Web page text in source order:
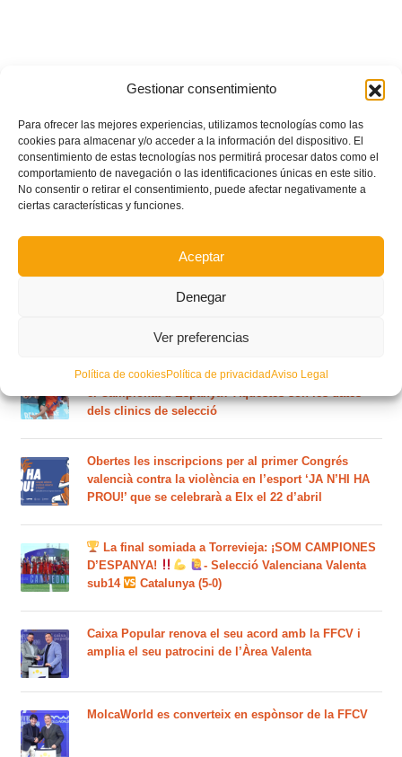
Gestionar consentimiento
Para ofrecer las mejores experiencias, utilizamos tecnologías como las
cookies para almacenar y/o acceder a la información del dispositivo. El
consentimiento de estas tecnologías nos permitirá procesar datos como el
comportamiento de navegación o las identificaciones únicas en este sitio.
No consentir o retirar el consentimiento, puede afectar negativamente a
ciertas características y funciones.
Aceptar
Denegar
Ver preferencias
Política de cookiesPolítica de privacidadAviso Legal
Vols jugar en la Selecció Valenciana de futbol platja
dels clinics de selecció
Obertes les inscripcions per al primer Congrés
valencià contra la violència en l’esport ‘JA N’HI HA
PROU!’ que se celebrarà a Elx el 22 d’abril
La final somiada a Torrevieja: ¡SOM CAMPIONES
D’ESPANYA!
- Selecció Valenciana Valenta
sub14
Catalunya (5-0)
Caixa Popular renova el seu acord amb la FFCV i
amplia el seu patrocini de l’Àrea Valenta
MolcaWorld es converteix en espònsor de la FFCV